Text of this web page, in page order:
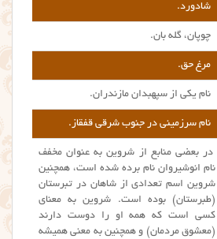
شادورد.
چوپان، گله بان.
مرغ حق.
نام یکی از سپهبدان مازندران.
نام سرزمینی در جنوب شرقی قفقاز.
در بعضی منابع از شروین به عنوان مخفف
نام انوشیروان نام برده شده‌ است، همچنین
شروین اسم تعدادی از شاهان در تبرستان
(طبرستان) بوده‌ است. شروین به معنای
کسی است که همه او را دوست دارند
(معشوق مردمان) و همچنین به معنی همیشه